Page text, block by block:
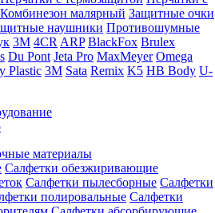
Комбинезон малярный Защитные очки
наушники Противошумные
3M 4CR ARP BlackFox Brulex
Du Pont Jeta Pro MaxMeyer Omega
Plastic 3M Sata Remix K5 HB Body U-
материалы
Салфетки обезжиривающие
Салфетки пылесборные Салфетки
полировальные Салфетки